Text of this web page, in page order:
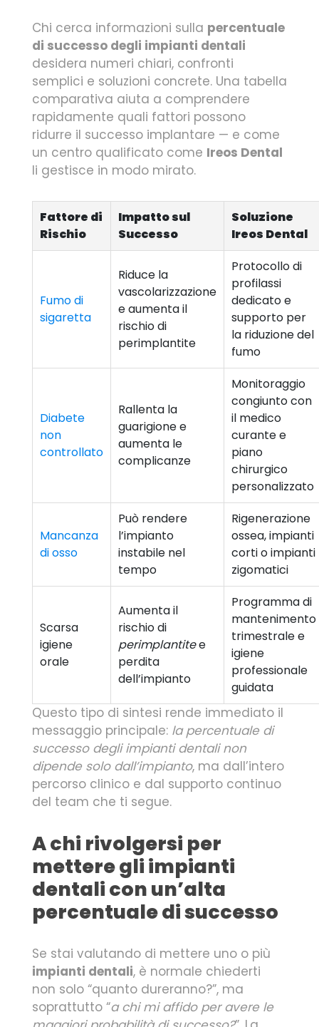
Chi cerca informazioni sulla percentuale
di successo degli impianti dentali
desidera numeri chiari, confronti
semplici e soluzioni concrete. Una tabella
comparativa aiuta a comprendere
rapidamente quali fattori possono
ridurre il successo implantare — e come
un centro qualificato come Ireos Dental
li gestisce in modo mirato.
Fattore di
Rischio
Impatto sul
Successo
Soluzione
Ireos Dental
Fumo di
sigaretta
Riduce la
vascolarizzazione
e aumenta il
rischio di
perimplantite
Protocollo di
profilassi
dedicato e
supporto per
la riduzione del
fumo
Diabete
non
controllato
Rallenta la
guarigione e
aumenta le
complicanze
Monitoraggio
congiunto con
il medico
curante e
piano
chirurgico
personalizzato
Mancanza
di osso
Può rendere
l’impianto
instabile nel
tempo
Rigenerazione
ossea, impianti
corti o impianti
zigomatici
Scarsa
igiene
orale
Aumenta il
rischio di
perimplantitee
perdita
dell’impianto
Programma di
mantenimento
trimestrale e
igiene
professionale
guidata
Questo tipo di sintesi rende immediato il
messaggio principale: la percentuale di
successo degli impianti dentali non
dipende solo dall’impianto, ma dall’intero
percorso clinico e dal supporto continuo
del team che ti segue.
A chi rivolgersi per
mettere gli impianti
dentali con un’alta
percentuale di successo
Se stai valutando di mettere uno o più
impianti dentali, è normale chiederti
non solo “quanto dureranno?”, ma
soprattutto “a chi mi affido per avere le